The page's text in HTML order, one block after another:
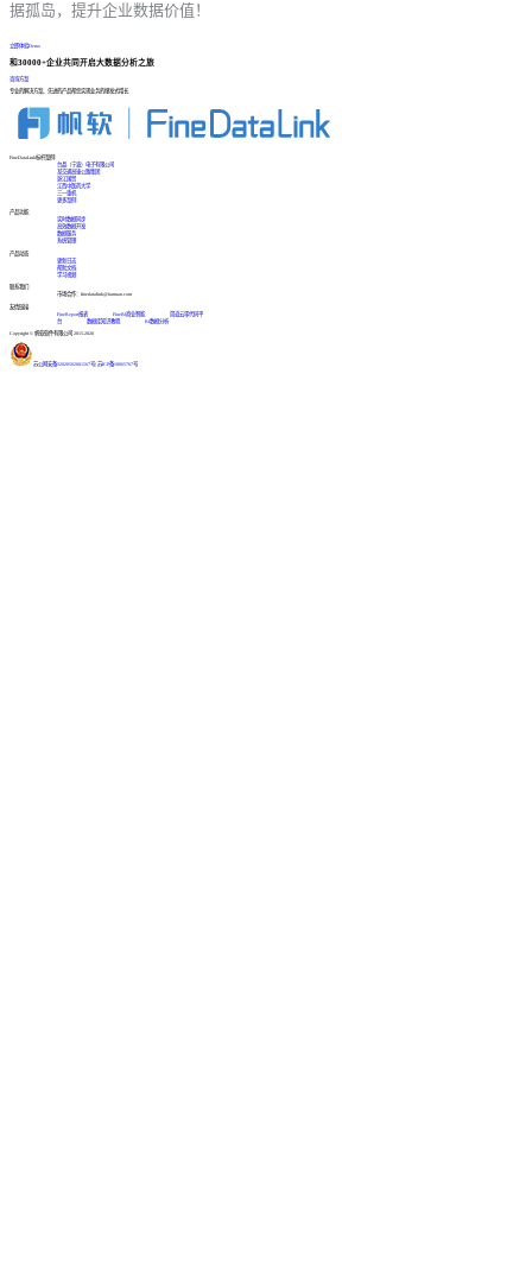
据孤岛，提升企业数据价值！
立即体验Demo
和30000+企业共同开启大数据分析之旅
咨询方案
专业的解决方案、先进的产品帮您实现业务的爆发式增长
FineDataLink标杆案例
台晶（宁波）电子有限公司
某交通高速公路集团
浙江国贸
江西中医药大学
三一重机
更多案例
产品功能
实时数据同步
高效数据开发
数据服务
系统管理
产品动态
更新日志
帮助文档
学习视频
联系我们
市场合作：finedatalink@fanruan.com
友情链接
FineReport报表
FineBI商业智能
简道云零代码平
台
数据库知识教程 BI数据分析
Copyright © 帆软软件有限公司 2015-2026
苏公网安备32020502001567号| 苏ICP备18065767号